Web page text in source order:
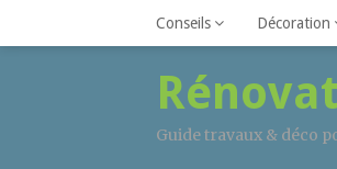
Conseils Décoration
Guide travaux & déco